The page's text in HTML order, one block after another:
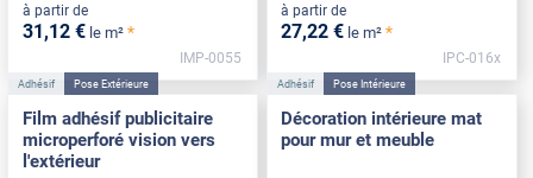
à partir de
31,12 € le m² *
IMP-0055
à partir de
27,22 € le m² *
IPC-016x
Adhésif Pose Extérieure
Film adhésif publicitaire
microperforé vision vers
l'extérieur
Adhésif Pose Intérieure
Décoration intérieure mat
pour mur et meuble